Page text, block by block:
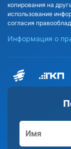
копирования на
использование
согласия
Информация о